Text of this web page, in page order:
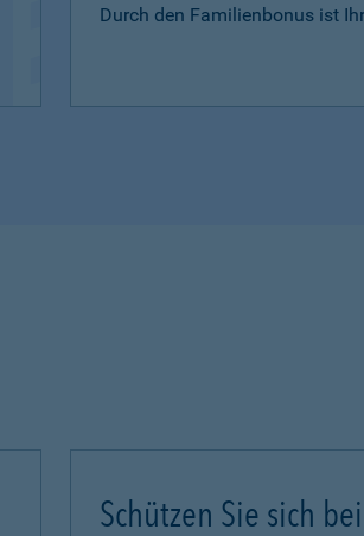
Durch den Familienbonus ist
Schützen Sie sich